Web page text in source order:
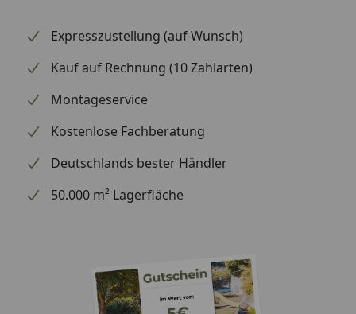
Expresszustellung (auf Wunsch)
Kauf auf Rechnung (10 Zahlarten)
Montageservice
Kostenlose Fachberatung
Deutschlands bester Händler
50.000 m² Lagerfläche